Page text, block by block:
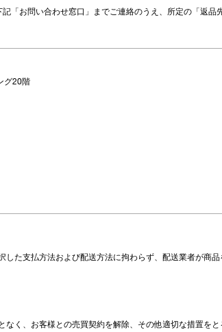
「お問い合わせ窓口」までご連絡のうえ、所定の「返品
グ20階
た支払方法および配送方法に拘わらず、配送業者が商
く、お客様との売買契約を解除、その他適切な措置を